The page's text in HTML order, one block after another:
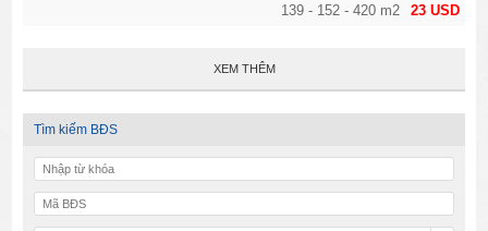
23 USD
139 - 152 - 420 m2
XEM THÊM
Tìm kiếm BĐS